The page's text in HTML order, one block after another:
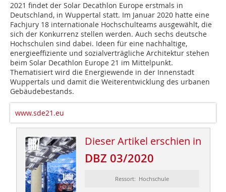
2021 findet der Solar Decathlon Europe erstmals in
Deutschland, in Wuppertal statt. Im Januar 2020 hatte eine
Fachjury 18 internationale Hochschulteams ausgewählt, die
sich der Konkurrenz stellen werden. Auch sechs deutsche
Hochschulen sind dabei. Ideen für eine nachhaltige,
energieeffiziente und sozialverträgliche Architektur stehen
beim Solar Decathlon Europe 21 im Mittelpunkt.
Thematisiert wird die Energiewende in der Innenstadt
Wuppertals und damit die Weiterentwicklung des urbanen
Gebäudebestands.
www.sde21.eu
Dieser Artikel erschien in
DBZ 03/2020
Ressort: Hochschule